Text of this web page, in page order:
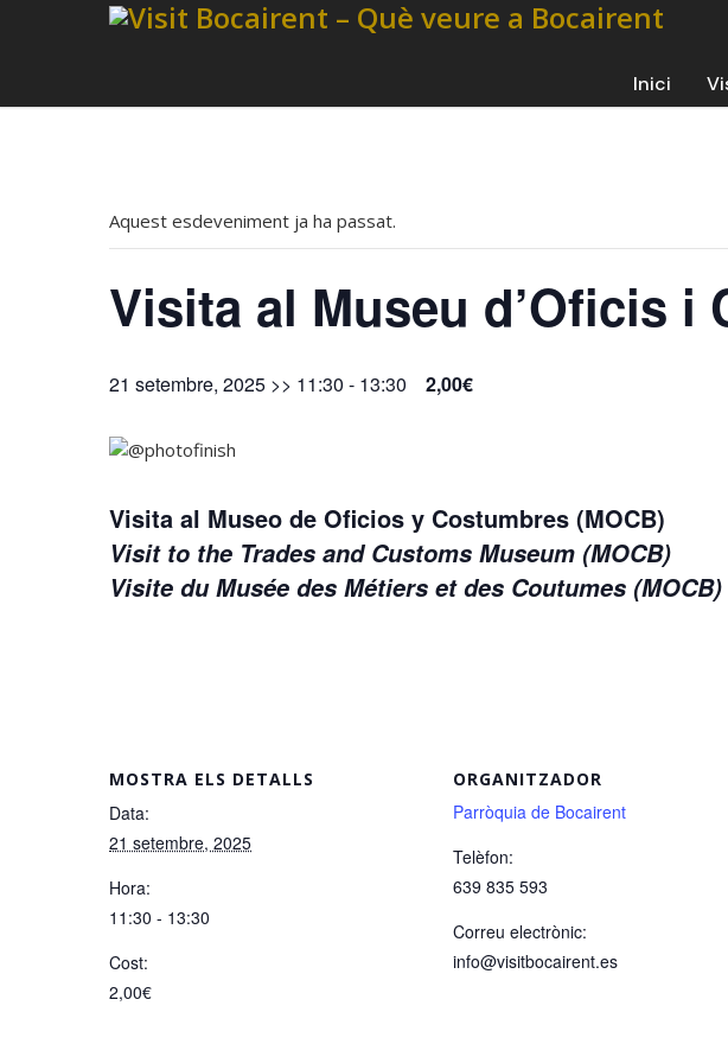
Inici
Aquest esdeveniment ja ha passat.
Visita al Museu d’Oficis i
21 setembre, 2025 >> 11:30 - 13:30 2,00€
Visita al Museo de Oficios y Costumbres (MOCB)
Visit to the Trades and Customs Museum (MOCB)
Visite du Musée des Métiers et des Coutumes (MOCB)
MOSTRA ELS DETALLS
Data:
21 setembre, 2025
Hora:
11:30 - 13:30
Cost:
2,00€
ORGANITZADOR
Parròquia de Bocairent
Telèfon:
639 835 593
Correu electrònic:
info@visitbocairent.es